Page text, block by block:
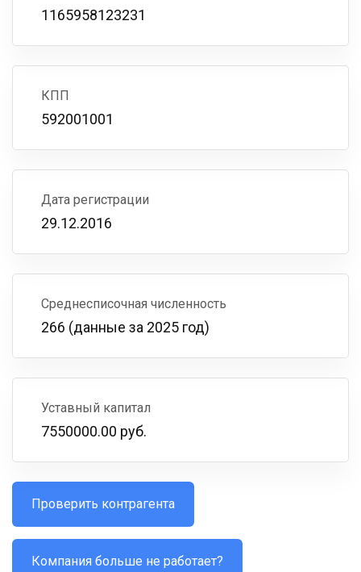
1165958123231
КПП
592001001
Дата регистрации
29.12.2016
Среднесписочная численность
266 (данные за 2025 год)
Уставный капитал
7550000.00 руб.
Проверить контрагента
Компания больше не работает?